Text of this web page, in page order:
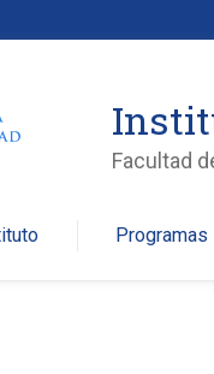
Facultad
Programas